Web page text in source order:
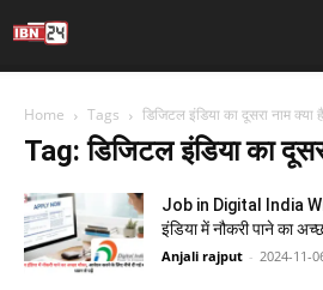
Home Tags डिजिटल इंडिया का दूसरा नाम क्या
Tag: डिजिटल इंडिया का
Job in Digital India
इंडिया में नौकरी पाने का
Anjali rajput - 2024-11-